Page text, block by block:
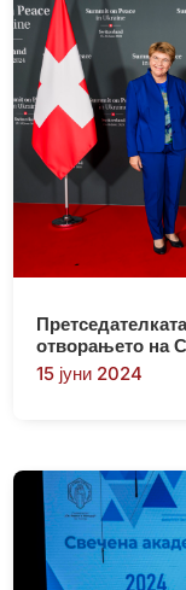
отворањето на
15 јуни 2024